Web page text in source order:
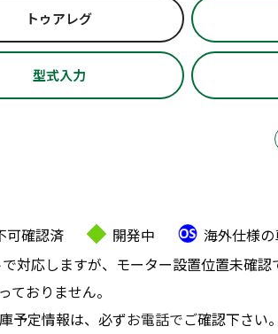
トゥアレグ
型式入力
可確認済 開発中
海外仕様
対応しますが、モーター設置位置未確認
おりません。
予定情報は、必ずお電話でご確認下さい。